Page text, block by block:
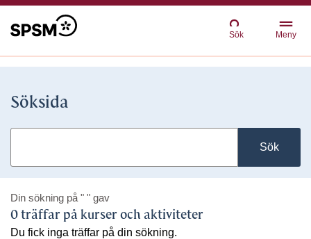
Sök Meny
Söksida
Sök
Din sökning på " " gav
0 träffar på kurser och aktiviteter
Du fick inga träffar på din sökning.